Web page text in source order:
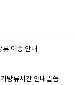
류 어종 안내
방류시간 안내말씀